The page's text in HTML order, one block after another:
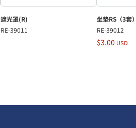
遮光罩(R)
RE-39011
坐垫RS（3套
RE-39012
$3.00 USD